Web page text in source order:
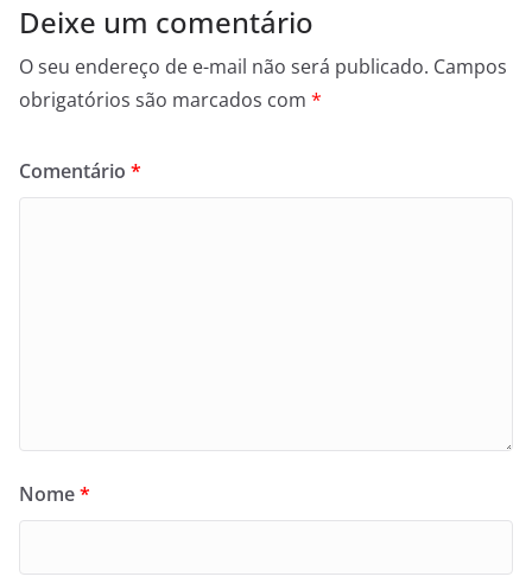
Deixe um comentário
O seu endereço de e-mail não será publicado. Campos
obrigatórios são marcados com *
Comentário *
Nome*